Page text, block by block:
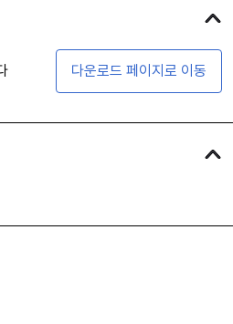
다운로드 페이지로 이동